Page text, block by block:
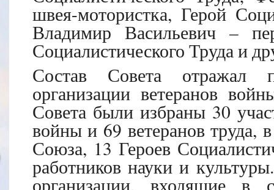
швея-мотористка, Герой
Владимир Васильевич –
Социалистического Труда и
Состав Совета отражал
организации ветеранов
Совета были избраны 30
войны и 69 ветеранов труда,
Союза, 13 Героев
работников науки и
организации, входящие в